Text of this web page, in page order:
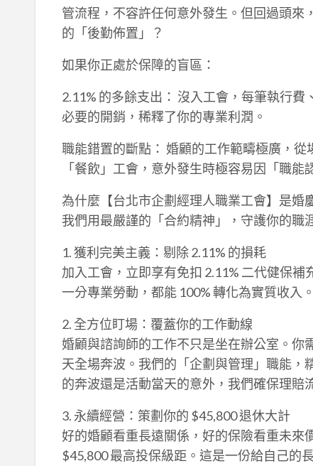
管流程，不容許任何意外發生。但回過頭來
的「後勤佈置」？
如果你正處於保障的盲區：
2.11% 的多餘支出： 沒入工會，每筆執行
必要的開銷，稀釋了你的專業利潤。
職能錯置的斷點： 婚顧的工作範疇極廣，
「餐飲」工會，意外發生時極容易因「職能
為什麼【台北市企劃經理人職業工會】是婚
我們用最嚴謹的「合約精神」，守護你的職
1. 獲利完美主義：剔除 2.11% 的損耗
加入工會，立即享有免扣 2.11% 二代健保
一分專業勞動，都能 100% 轉化為實質收入。
2. 全方位盯場：覆蓋你的工作動線
婚顧與諮詢師的工作不只是坐在辦公室。你
天全場奔波。我們的「企劃與管理」職能，
的奔波還是活動當天的意外，我們確保理賠
3. 永續經營：策劃你的 $45,800 退休大計
好的婚顧看重長遠關係，好的保險看重未來
$45,800 最高投保級距。這是一份給自己的